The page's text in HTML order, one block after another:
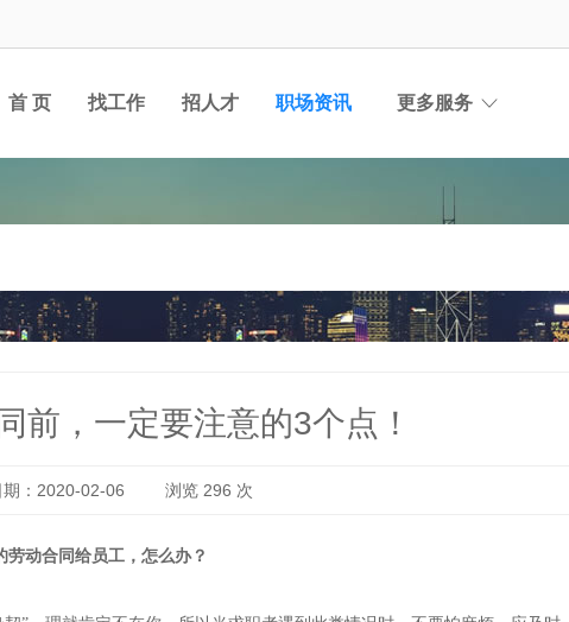
首 页 找工作 招人才 职场资讯 更多服务
前，一定要注意的3个点！
期：2020-02-06 浏览 296 次
动合同给员工，怎么办？